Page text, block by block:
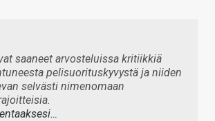
saaneet arvosteluissa kritiikkiä
pelisuorituskyvystä ja niiden
selvästi nimenomaan